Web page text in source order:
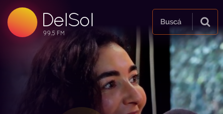
DelSol
99.5 FM
99.5 FM
99.5 FM
Buscá